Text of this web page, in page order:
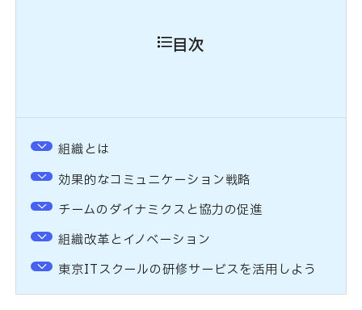
目次
組織とは
効果的なコミュニケーション戦略
チームのダイナミクスと協力の促進
組織改革とイノベーション
東京ITスクールの研修サービスを活用しよう